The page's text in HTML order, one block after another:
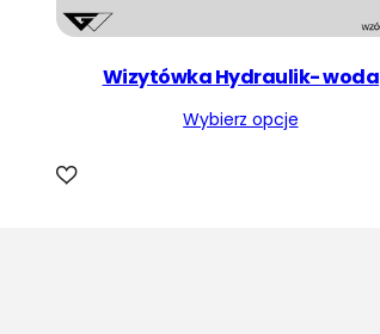
Wizytówka Hydraulik- woda
Wybierz opcje